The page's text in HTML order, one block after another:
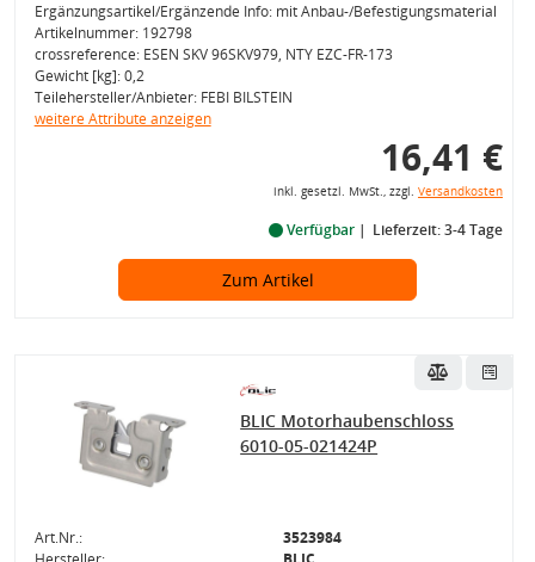
Ergänzungsartikel/Ergänzende Info: mit Anbau-/Befestigungsmaterial
Artikelnummer: 192798
crossreference: ESEN SKV 96SKV979, NTY EZC-FR-173
Gewicht [kg]: 0,2
Teilehersteller/Anbieter: FEBI BILSTEIN
weitere Attribute anzeigen
16,41 €
inkl. gesetzl. MwSt., zzgl. Versandkosten
Verfügbar Lieferzeit: 3-4 Tage
Zum Artikel
BLIC Motorhaubenschloss
6010-05-021424P
Art.Nr.:
3523984